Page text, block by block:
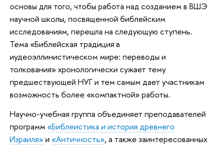
основы для того, чтобы работа над созданием в ВШЭ
научной школы, посвященной библейским
исследованиям, перешла на следующую ступень.
Тема «Библейская традиция в
иудеоэллинистическом мире: переводы и
толкования» хронологически сужает тему
предшествующей НУГ и тем самым дает участникам
возможность более «компактной» работы.
Научно-учебная группа объединяет преподавателей
программ «Библеистика и история древнего
Израиля»и «Античность», а также заинтересованных